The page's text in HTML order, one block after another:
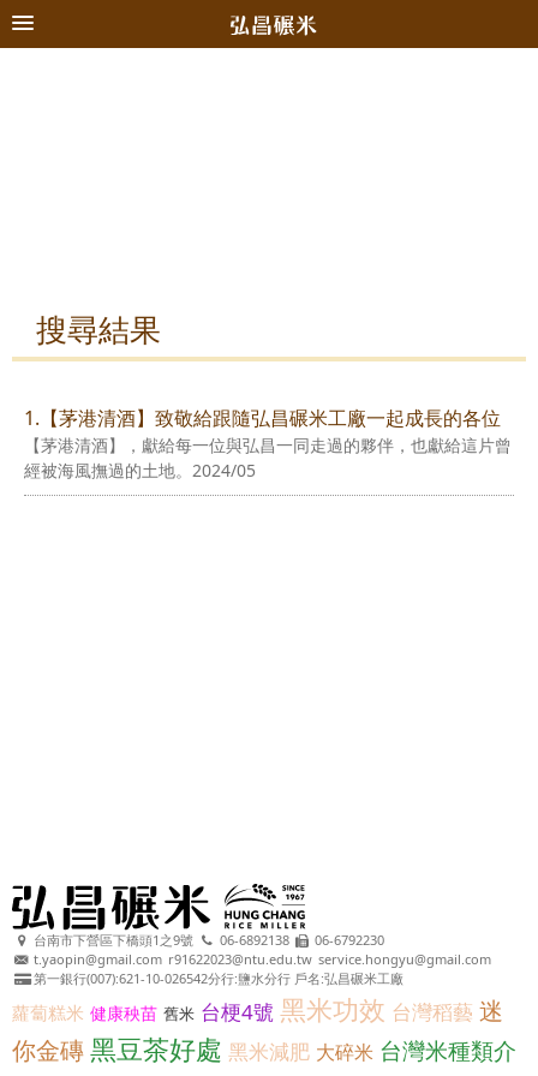
搜尋結果
1.【茅港清酒】致敬給跟隨弘昌碾米工廠一起成長的各位
【茅港清酒】，獻給每一位與弘昌一同走過的夥伴，也獻給這片曾
經被海風撫過的土地。2024/05
台南市下營區下橋頭1之9號 06-6892138
06-6792230
t.yaopin@gmail.com r91622023@ntu.edu.tw service.hongyu@gmail.com
第一銀行(007):621-10-026542分行:鹽水分行 戶名:弘昌碾米工廠
蘿蔔糕米 健康秧苗 舊米 台梗4號 黑米功效 台灣稻藝 迷
你金磚黑豆茶好處 黑米減肥 大碎米 台灣米種類介